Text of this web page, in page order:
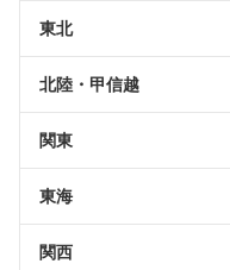
東北
北陸・甲信越
関東
東海
関西